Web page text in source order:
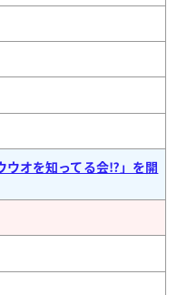
ウオを知ってる会⁉」を開